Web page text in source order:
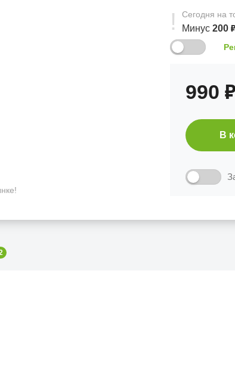
Сегодня на
Минус200
990 ₽
В